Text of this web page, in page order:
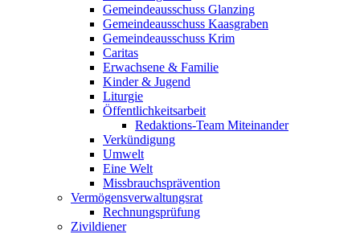
Gemeindeausschuss Glanzing
Gemeindeausschuss Kaasgraben
Gemeindeausschuss Krim
Caritas
Erwachsene & Familie
Kinder & Jugend
Liturgie
Öffentlichkeitsarbeit
Redaktions-Team Miteinander
Verkündigung
Umwelt
Eine Welt
Missbrauchsprävention
Vermögensverwaltungsrat
Rechnungsprüfung
Zivildiener